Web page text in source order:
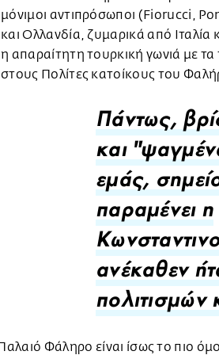
μόνιμοι αντιπρόσωποι (Fiorucci,
και Ολλανδία, ζυμαρικά από Ιταλία
η απαραίτητη τουρκική γωνιά με
στους Πολίτες κατοίκους του
Πάντως,
και
εμάς,
παραμένει η
ανέκαθεν
πολιτισμών